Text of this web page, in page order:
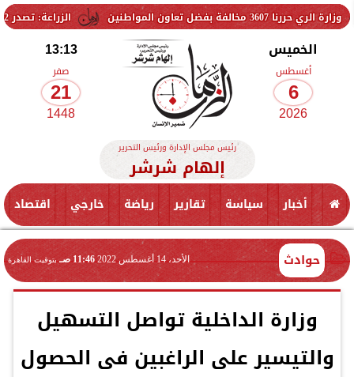
الزراعة: تصدر 712 ترخيص تشغيل جديد لمشروعات الثروة الحيوانية والداجنة.. وتسجيل 832 مخلوط أعلاف تعاون المواطنين
الخميس
أغسطس
6
2026
13:13
صفر
21
1448
رئيس مجلس الإدارة ورئيس التحرير
إلهام شرشر
أخبار سياسة تقارير رياضة خارجي اقتصاد
حوادث الأحد، 14 أغسطس 2022 11:46 صـ بتوقيت القاهرة
وزارة الداخلية تواصل التسهيل
والتيسير على الراغبين فى الحصول